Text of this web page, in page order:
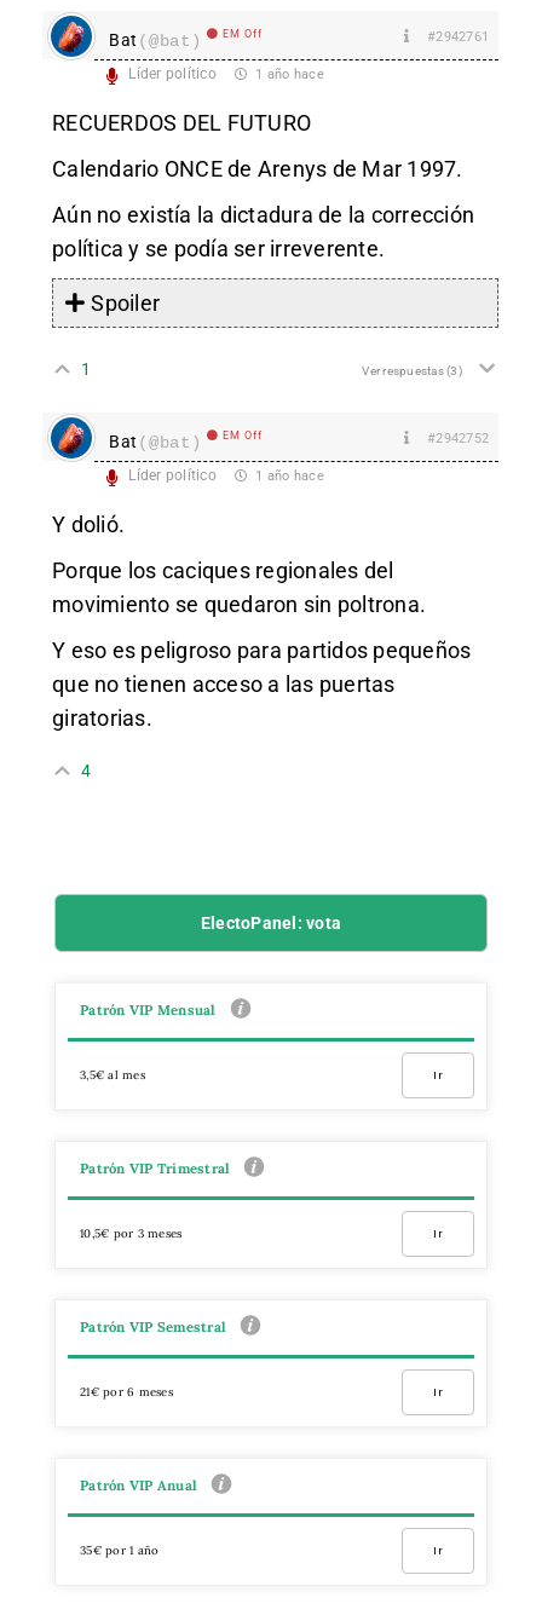
Bat (@bat) EM Off #2942761
Líder político 1 año hace
RECUERDOS DEL FUTURO
Calendario ONCE de Arenys de Mar 1997.
Aún no existía la dictadura de la corrección
política y se podía ser irreverente.
Spoiler
1 Ver respuestas(3)
Bat (@bat) EM Off #2942752
Líder político 1 año hace
Y dolió.
Porque los caciques regionales del
movimiento se quedaron sin poltrona.
Y eso es peligroso para partidos pequeños
que no tienen acceso a las puertas
giratorias.
4
ElectoPanel: vota
Patrón VIP Mensual
3,5€ al mes Ir
Patrón VIP Trimestral
10,5€ por 3 meses Ir
Patrón VIP Semestral
21€ por 6 meses Ir
Patrón VIP Anual
35€ por 1 año Ir